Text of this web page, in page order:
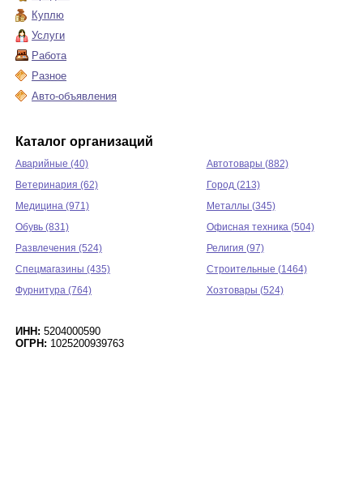
Куплю
Услуги
Работа
Разное
Авто-объявления
Каталог организаций
Аварийные (40)
Автотовары (882)
Ветеринария (62)
Город (213)
Медицина (971)
Металлы (345)
Обувь (831)
Офисная техника (504)
Развлечения (524)
Религия (97)
Спецмагазины (435)
Строительные (1464)
Фурнитура (764)
Хозтовары (524)
ИНН: 5204000590
ОГРН: 1025200939763